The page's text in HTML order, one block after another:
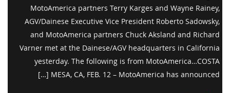
MotoAmerica partners Terry Karges and Wayne Rainey,
AGV/Dainese Executive Vice President Roberto Sadowsky,
and MotoAmerica partners Chuck Aksland and Richard
Varner met at the Dainese/AGV headquarters in California
yesterday. The following is from MotoAmerica…COSTA
MESA, CA, FEB. 12 – MotoAmerica has announced […]